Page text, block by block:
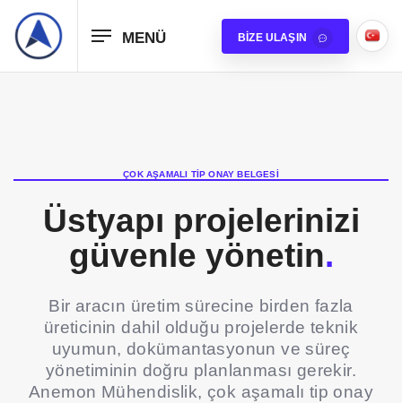
MENÜ BIZE ULAŞIN
ÇOK AŞAMALI TIP ONAY BELGESI
Üstyapı projelerinizi
güvenle yönetin.
Bir aracın üretim sürecine birden fazla
üreticinin dahil olduğu projelerde teknik
uyumun, dokümantasyonun ve süreç
yönetiminin doğru planlanması gerekir.
Anemon Mühendislik, çok aşamalı tip onay